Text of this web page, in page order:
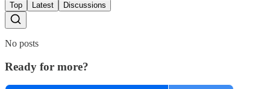
Top Latest Discussions
No posts
Ready for more?